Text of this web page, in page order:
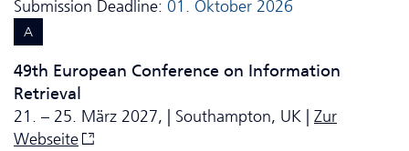
Submission Deadline: 01. Oktober 2026
A
49th European Conference on Information
Retrieval
21. – 25. März 2027, | Southampton, UK | Zur
Webseite